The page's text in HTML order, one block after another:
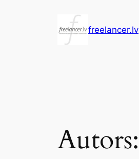
freelancer.lv
Autors: